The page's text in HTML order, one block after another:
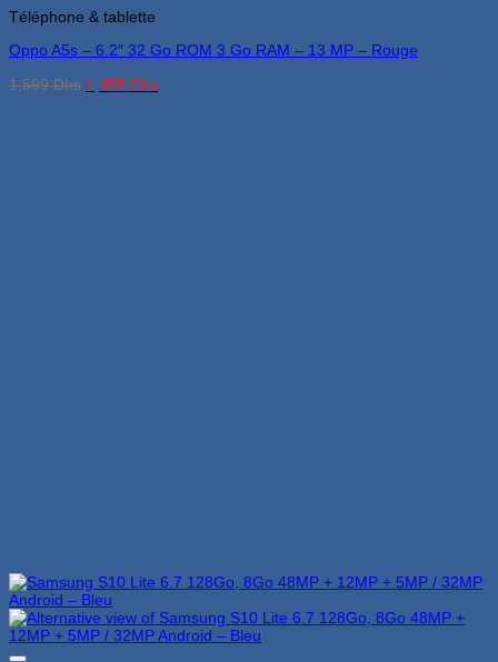
Téléphone & tablette
Oppo A5s – 6.2″ 32 Go ROM 3 Go RAM – 13 MP – Rouge
1,599Dhs Le
1,455 DhsLe